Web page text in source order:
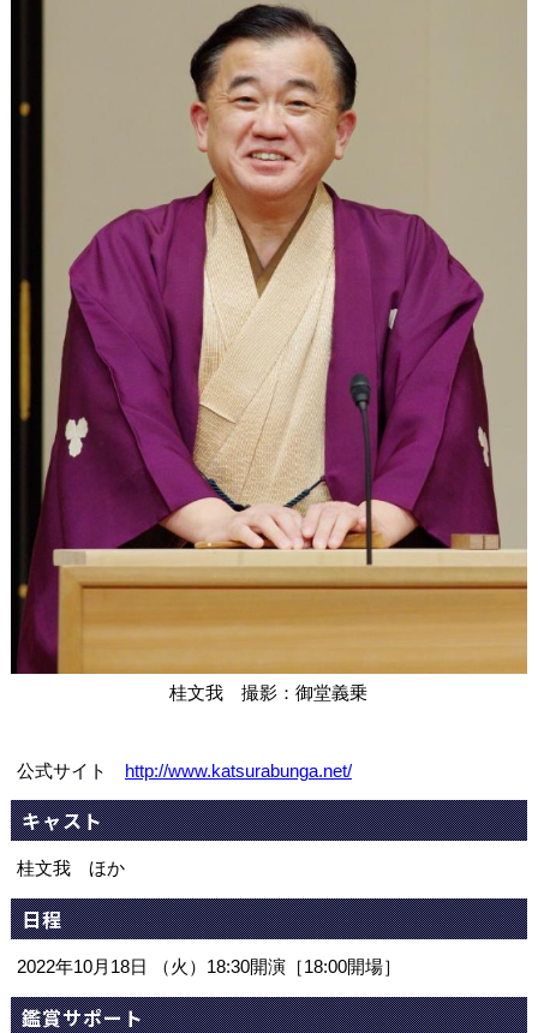
トップに戻る
桂文我 撮影：御堂義乗
公式サイト http://www.katsurabunga.net/
キャスト
桂文我 ほか
日程
2022年10月18日 （火）18:30開演［18:00開場］
鑑賞サポート